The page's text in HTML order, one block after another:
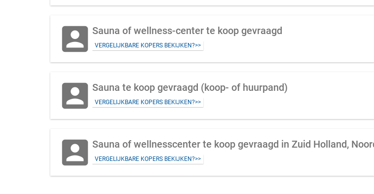
account_box Sauna of wellness-center te koop gevraagd
VERGELIJKBARE KOPERS BEKIJKEN?>>
account_box Sauna te koop gevraagd (koop- of huurpand)
VERGELIJKBARE KOPERS BEKIJKEN?>>
account_box Sauna of wellnesscenter te koop gevraagd in Zuid Holland,
VERGELIJKBARE KOPERS BEKIJKEN?>>